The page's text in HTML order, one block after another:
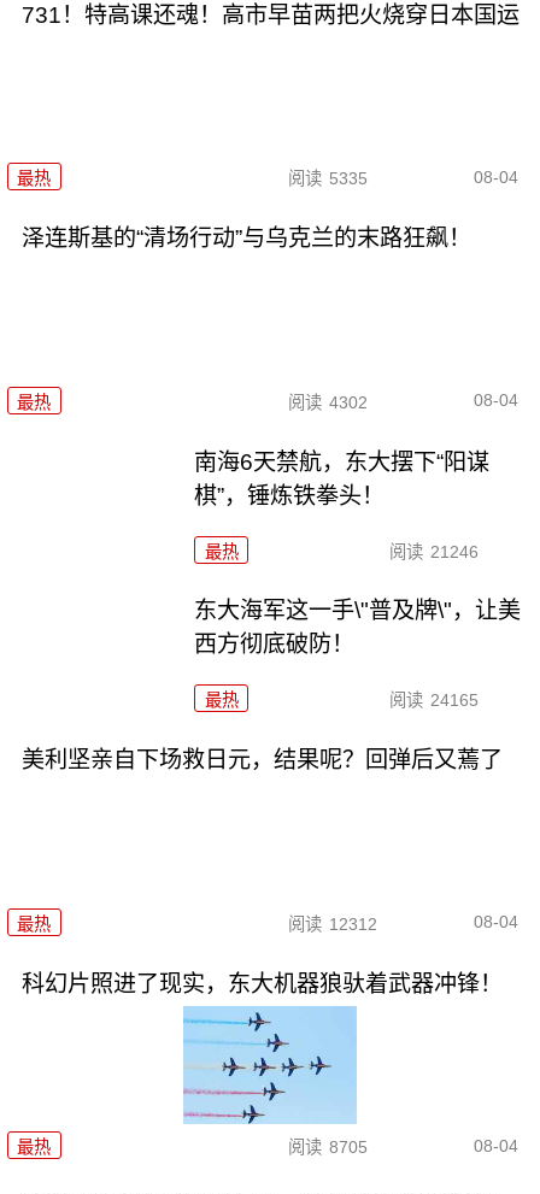
731！特高课还魂！高市早苗两把火烧穿日本国运
最热 阅读 5335 08-04
泽连斯基的“清场行动”与乌克兰的末路狂飙！
最热 阅读 4302 08-04
南海6天禁航，东大摆下“阳谋
棋”，锤炼铁拳头！
最热 阅读 21246
东大海军这一手\"普及牌\"，让美
西方彻底破防！
最热 阅读 24165
美利坚亲自下场救日元，结果呢？回弹后又蔫了
最热 阅读 12312 08-04
科幻片照进了现实，东大机器狼驮着武器冲锋！
最热 阅读 8705 08-04